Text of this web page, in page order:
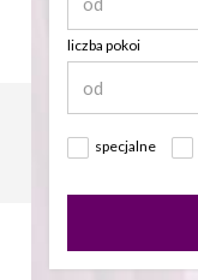
liczba pokoi
specjalne